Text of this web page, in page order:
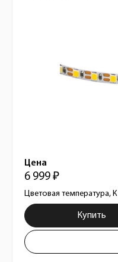
Цена
6 999 ₽
Цветовая температура, К
Купить